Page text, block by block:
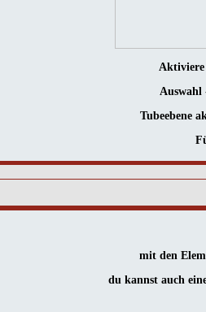
Aktiviere
Auswahl
Tubeebene
mit den
du kannst auch